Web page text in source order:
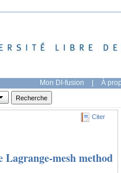
Mon DI-fusion | À
Citer
mesh method